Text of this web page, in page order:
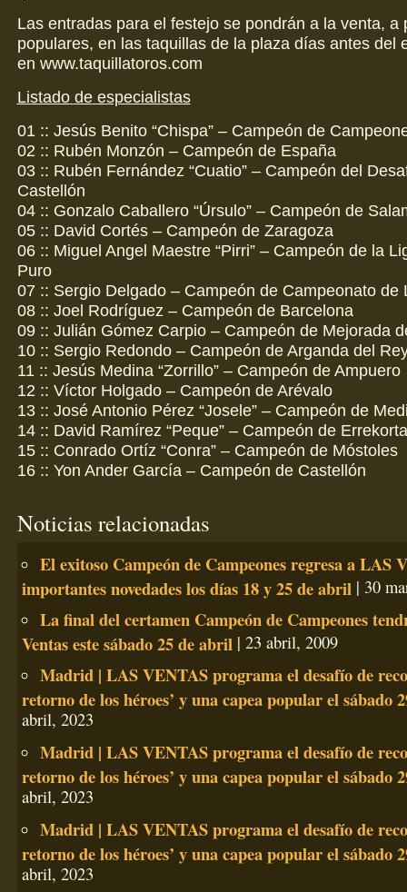
Las entradas para el festejo se pondrán a la venta, a
populares, en las taquillas de la plaza días antes del
en www.taquillatoros.com
Listado de especialistas
01 :: Jesús Benito “Chispa” – Campeón de
02 :: Rubén Monzón – Campeón de España
03 :: Rubén Fernández “Cuatio” – Campeón del
Castellón
04 :: Gonzalo Caballero “Úrsulo” – Campeón de
05 :: David Cortés – Campeón de Zaragoza
06 :: Miguel Angel Maestre “Pirri” – Campeón de la
Puro
07 :: Sergio Delgado – Campeón de Campeonato de
08 :: Joel Rodríguez – Campeón de Barcelona
09 :: Julián Gómez Carpio – Campeón de Mejorada
10 :: Sergio Redondo – Campeón de Arganda del
11 :: Jesús Medina “Zorrillo” – Campeón de Ampuero
12 :: Víctor Holgado – Campeón de Arévalo
13 :: José Antonio Pérez “Josele” – Campeón de
14 :: David Ramírez “Peque” – Campeón de
15 :: Conrado Ortíz “Conra” – Campeón de Móstoles
16 :: Yon Ander García – Campeón de Castellón
Noticias relacionadas
El exitoso Campeón de Campeones regresa a LAS
importantes novedades los días 18 y 25 de abril | 30
La final del certamen Campeón de Campeones
Ventas este sábado 25 de abril | 23 abril, 2009
Madrid | LAS VENTAS programa el desafío de
retorno de los héroes’ y una capea popular el sábado
abril, 2023
Madrid | LAS VENTAS programa el desafío de
retorno de los héroes’ y una capea popular el sábado
abril, 2023
Madrid | LAS VENTAS programa el desafío de
retorno de los héroes’ y una capea popular el sábado
abril, 2023